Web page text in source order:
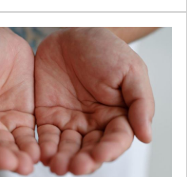
助基因檢測，因為想找到更合適
基因檢測，黃漢斌做出了詳盡的
患者也可以讓大家更瞭解該病。